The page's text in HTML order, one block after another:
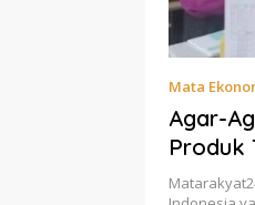
Mata
Agar-
Produk